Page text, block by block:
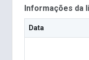
Informações da
Data